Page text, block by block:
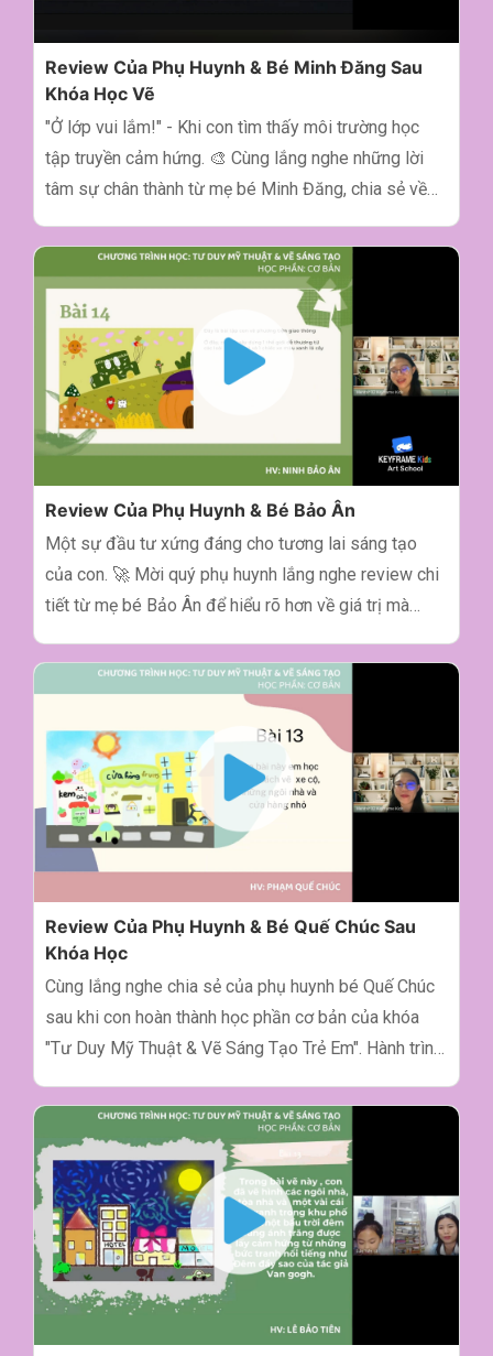
Review Của Phụ Huynh & Bé Minh Đăng Sau
Khóa Học Vẽ
"Ở lớp vui lắm!" - Khi con tìm thấy môi trường học
tập truyền cảm hứng. 🎨 Cùng lắng nghe những lời
tâm sự chân thành từ mẹ bé Minh Đăng, chia sẻ về
Keyframe Kids đến con sau khóa "Tư Duy Mỹ Thuật
& Vẽ Sáng Tạo". Sự tận tâm của thầy cô và một
không khí lớp học vui vẻ chính là chìa khóa giúp con
tiến bộ. Cảm ơn chị đã chia sẻ một feedback vô cùng
quý giá!
Review Của Phụ Huynh & Bé Bảo Ân
Một sự đầu tư xứng đáng cho tương lai sáng tạo
của con. 🚀 Mời quý phụ huynh lắng nghe review chi
tiết từ mẹ bé Bảo Ân để hiểu rõ hơn về giá trị mà
những kỹ năng con học được chính là minh chứng rõ
ràng nhất cho một sự đầu tư đúng đắn. Cảm ơn chị
đã tin tưởng trường Keyframe Kids.
Review Của Phụ Huynh & Bé Quế Chúc Sau
Khóa Học
Cùng lắng nghe chia sẻ của phụ huynh bé Quế Chúc
sau khi con hoàn thành học phần cơ bản của khóa
"Tư Duy Mỹ Thuật & Vẽ Sáng Tạo Trẻ Em". Hành trình
đã mang lại những thay đổi diệu kỳ cho con! Cảm ơn
ba mẹ và bé đã tin tưởng Keyframe Kids. 🖌
Keyframe Kids - Trường Mỹ Thuật Số Cho Trẻ Em từ
8-17 tuổi 📌 Địa chỉ: 06 Phan Đình Giót, phường 2,
quận Tân Bình, Thành phố Hồ Chí Minh 🌎 Website:
https://kids.keyframe.vn 🖌 Facebook
https://www.facebook.com/KeyframeKids 🖌 Tiktok
keyframekids 🖌 Instagram keyframe_kids_art 📞